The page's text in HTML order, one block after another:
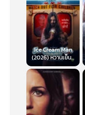
Ice Cream Man
(2026) หวานเย็น...